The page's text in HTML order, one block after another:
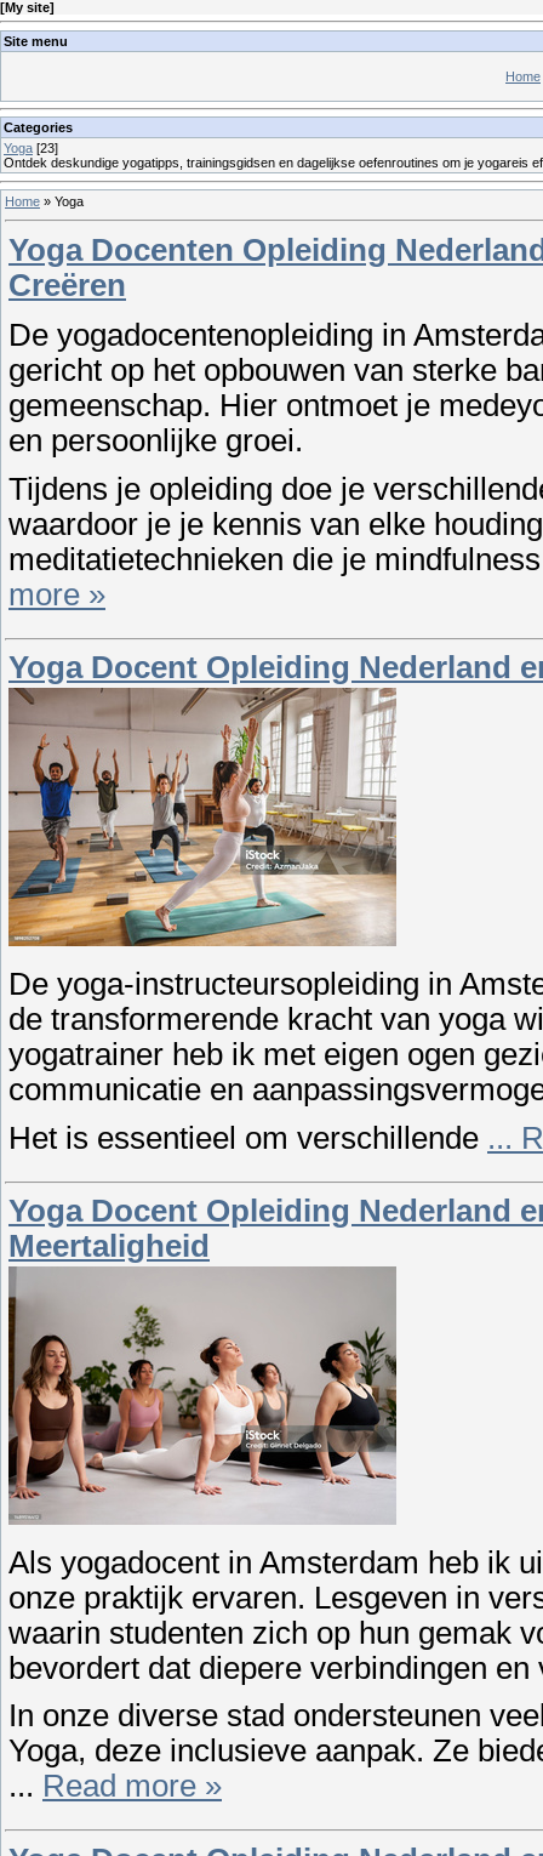
[My site]
Site menu
Home
Categories
Yoga [23]
Ontdek deskundige yogatipps, trainingsgidsen en dagelijkse oefenroutines om je yogareis
Home » Yoga
Yoga Docenten Opleiding
Creëren
De yogadocentenopleiding in
gericht op het opbouwen van sterke
gemeenschap. Hier ontmoet je
en persoonlijke groei.
Tijdens je opleiding doe je
waardoor je je kennis van elke
meditatietechnieken die je
more »
Yoga Docent Opleiding Nederland
De yoga-instructeursopleiding in
de transformerende kracht van yoga
yogatrainer heb ik met eigen ogen
communicatie en
Het is essentieel om verschillende ...
Yoga Docent Opleiding Nederland
Meertaligheid
Als yogadocent in Amsterdam heb ik
onze praktijk ervaren. Lesgeven in
waarin studenten zich op hun gemak
bevordert dat diepere verbindingen
In onze diverse stad ondersteunen
Yoga, deze inclusieve aanpak. Ze
... Read more »